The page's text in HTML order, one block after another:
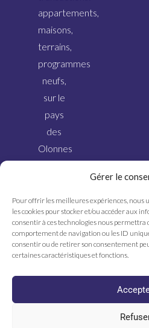
Gérer le
Pour offrir les meilleures expériences, nous
les cookies pour stocker et/ou accéder aux
consentir à ces technologies nous permettra
comportement de navigation ou les ID
consentir ou de retirer son consentement
certaines caractéristiques et fonctions.
appartements,
maisons,
terrains,
programmes
neufs,
sur le
pays
des
Olonnes
© Olivier Meunier-